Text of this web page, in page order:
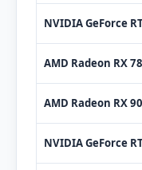
NVIDIA GeForce
AMD Radeon RX
AMD Radeon RX
NVIDIA GeForce